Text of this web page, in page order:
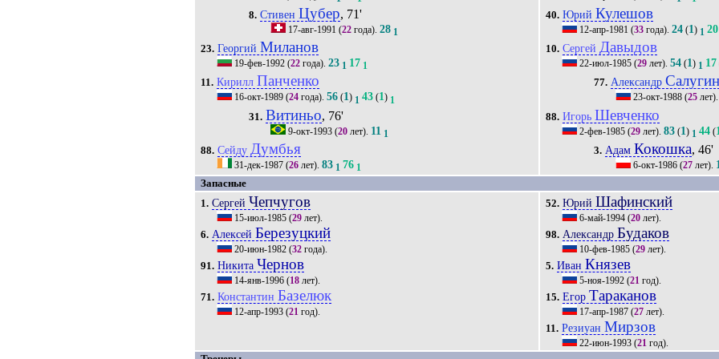
8. Стивен Цубер, 71'
17-авг-1991 (22года). 28 1
23. Георгий Миланов
19-фев-1992 (22 года).23 1 17 1
11. КириллПанченко
16-окт-1989 (24 года).56 (1) 1 43 (1) 1
31. Витиньо, 76'
9-окт-1993(20лет). 11 1
88. Сейду Думбья
31-дек-1987 (26 лет).83 1 76 1
40. Юрий Кулешов
12-апр-1981 (33 года).24 (1) 1 20
10. Сергей Давыдов
22-июл-1985 (29 лет).54 (1) 1 17
77. АлександрСалугин
23-окт-1988(25лет).
88. Игорь Шевченко
2-фев-1985 (29 лет).83 (1) 1 44 (
3. Адам Кокошка, 46'
6-окт-1986(27лет). 1
Запасные
1. Сергей Чепчугов
15-июл-1985 (29 лет).
6. Алексей Березуцкий
20-июн-1982 (32 года).
91. Никита Чернов
14-янв-1996 (18 лет).
71. Константин Базелюк
12-апр-1993 (21 год).
52. Юрий Шафинский
6-май-1994 (20 лет).
98. Александр Будаков
10-фев-1985 (29 лет).
5. Иван Князев
5-ноя-1992 (21 год).
15. ЕгорТараканов
17-апр-1987 (27 лет).
11. Резиуан Мирзов
22-июн-1993 (21 год).